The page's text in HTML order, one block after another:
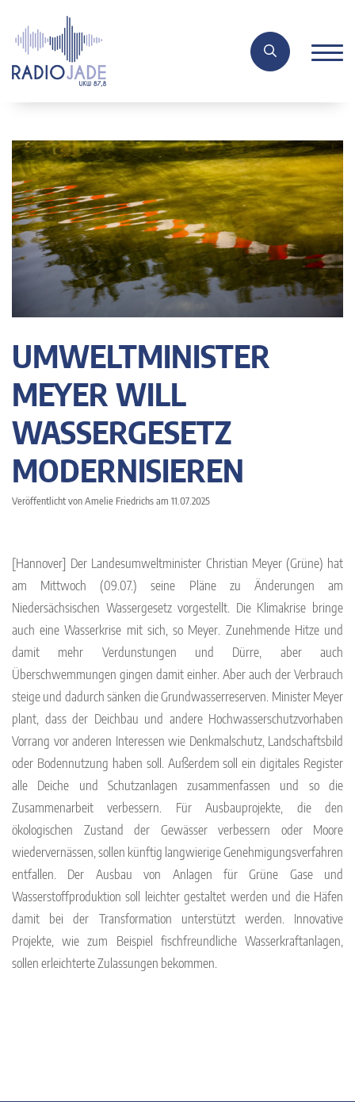
UMWELTMINISTER
MEYER WILL
WASSERGESETZ
MODERNISIEREN
Veröffentlicht von Amelie Friedrichs am 11.07.2025
[Hannover] Der Landesumweltminister Christian Meyer (Grüne) hat
am Mittwoch (09.07.) seine Pläne zu Änderungen am
Niedersächsischen Wassergesetz vorgestellt. Die Klimakrise bringe
auch eine Wasserkrise mit sich, so Meyer. Zunehmende Hitze und
damit mehr Verdunstungen und Dürre, aber auch
Überschwemmungen gingen damit einher. Aber auch der Verbrauch
steige und dadurch sänken die Grundwasserreserven. Minister Meyer
plant, dass der Deichbau und andere Hochwasserschutzvorhaben
Vorrang vor anderen Interessen wie Denkmalschutz, Landschaftsbild
oder Bodennutzung haben soll. Außerdem soll ein digitales Register
alle Deiche und Schutzanlagen zusammenfassen und so die
Zusammenarbeit verbessern. Für Ausbauprojekte, die den
ökologischen Zustand der Gewässer verbessern oder Moore
wiedervernässen, sollen künftig langwierige Genehmigungsverfahren
entfallen. Der Ausbau von Anlagen für Grüne Gase und
Wasserstoffproduktion soll leichter gestaltet werden und die Häfen
damit bei der Transformation unterstützt werden. Innovative
Projekte, wie zum Beispiel fischfreundliche Wasserkraftanlagen,
sollen erleichterte Zulassungen bekommen.